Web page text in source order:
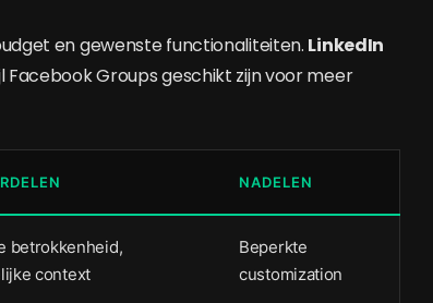
en gewenste functionaliteiten. LinkedIn
Groups geschikt zijn voor meer
NADELEN
betrokkenheid,
context
Beperkte
customization